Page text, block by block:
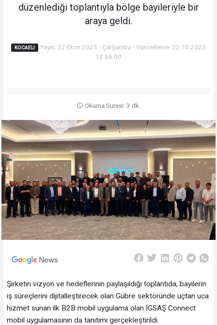
düzenlediği toplantıyla bölge bayileriyle bir
araya geldi.
KOCAELI Yayın: 22 Ekim 2025 - Çarşamba - Güncelleme: 22.10.2025
12:56:00
Okuma Süresi: 3 dk.
Şirketin vizyon ve hedeflerinin paylaşıldığı toplantıda, bayilerin
iş süreçlerini dijitalleştirecek olan Gübre sektöründe uçtan uca
hizmet sunan ilk B2B mobil uygulama olan İGSAŞ Connect
mobil uygulamasının da tanıtımı gerçekleştirildi.